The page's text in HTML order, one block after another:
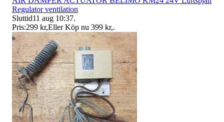
Regulator ventilation
Sluttid11 aug 10:37.
Pris:299 kr,Eller Köp nu 399 kr,.